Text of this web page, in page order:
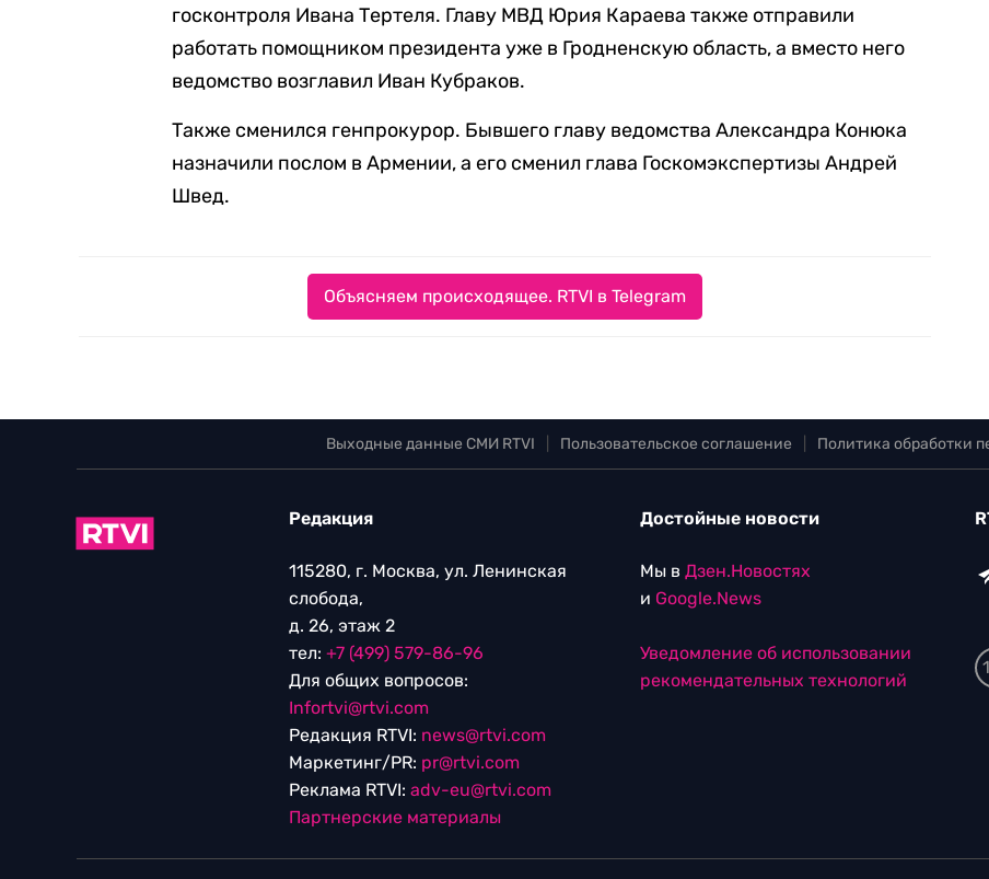
госконтроля Ивана Тертеля. Главу МВД Юрия Караева также отправили
работать помощником президента уже в Гродненскую область, а вместо него
ведомство возглавил Иван Кубраков.
Также сменился генпрокурор. Бывшего главу ведомства Александра Конюка
назначили послом в Армении, а его сменил глава Госкомэкспертизы Андрей
Швед.
Объясняем происходящее. RTVI в Telegram
Выходные данные СМИ RTVI Пользовательское соглашение Политика обработки
Редакция
115280, г. Москва, ул. Ленинская
слобода,
д. 26, этаж 2
тел: +7 (499) 579-86-96
Для общих вопросов:
Infortvi@rtvi.com
Редакция RTVI: news@rtvi.com
Маркетинг/PR: pr@rtvi.com
Реклама RTVI: adv-eu@rtvi.com
Партнерские материалы
Достойные новости
Мы в Дзен.Новостях
и Google.News
Уведомление об использовании
рекомендательных технологий